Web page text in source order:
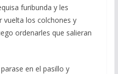
furibunda y les
vuelta los colchones y
ordenarles que salieran
en el pasillo y